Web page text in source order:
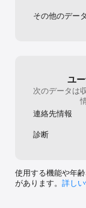
は、正常に情報が
・本アプリより提
Inc.（アップルジ
その他のデータ
ユ
次のデータは
連絡先情報
診断
使用する機能や年
があります。 詳し